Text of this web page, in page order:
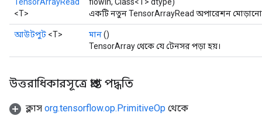
<T>
একটি নতুন TensorArrayRead অপারেশন মোড়ানো
আউটপুট <T> মান()
TensorArray থেকে যে টেনসর পড়া হয়।
উত্তরাধিকারসূত্রে প্রাপ্ত পদ্ধতি
ক্লাস org.tensorflow.op.PrimitiveOp থেকে